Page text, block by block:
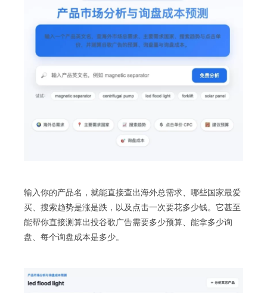
输入你的产品名，就能直接查出海外总需求、哪些国家最爱
买、搜索趋势是涨是跌，以及点击一次要花多少钱。它甚至
能帮你直接测算出投谷歌广告需要多少预算、能拿多少询
盘、每个询盘成本是多少。